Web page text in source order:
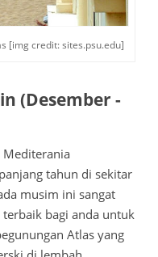
[img credit: sites.psu.edu]
(Desember -
tahun di sekitar
musim ini sangat
bagi anda untuk
Atlas yang